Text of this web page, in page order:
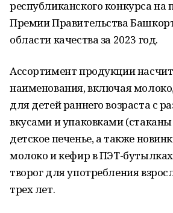
республиканского конкурса на
Премии Правительства
области качества за 2023 год.
Ассортимент продукции
наименования, включая
для детей раннего возраста с
вкусами и упаковками
детское печенье, а также
молоко и кефир в ПЭТ-
творог для употребления
трех лет.